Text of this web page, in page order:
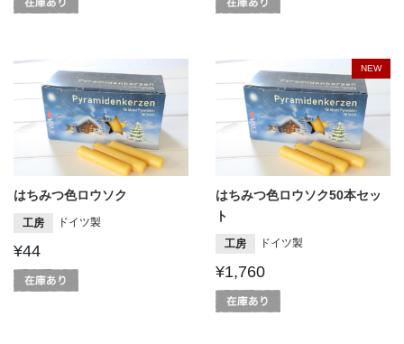
はちみつ色ロウソク
工房 ドイツ製
¥44
NEW
はちみつ色ロウソク50本セッ
ト
工房 ドイツ製
¥1,760